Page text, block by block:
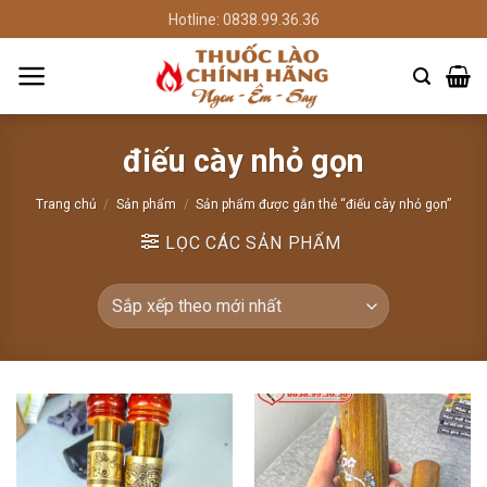
đến
nội
Hotline: 0838.99.36.36
điếu cày nhỏ gọn
Trang chủ / Sản phẩm / Sản phẩm được gắn thẻ “điếu cày nhỏ gọn”
LỌC CÁC SẢN PHẨM